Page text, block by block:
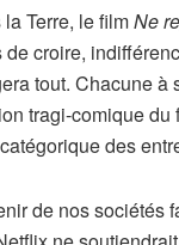
Terre, le filmNe
croire,
tout. Chacune à
tragi-comique du
des
de nos sociétés